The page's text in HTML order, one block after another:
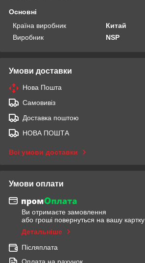
Основні
Країна виробник
Китай
Виробник
NSP
Умови доставки
Нова Пошта
Самовивіз
Доставка поштою
НОВА ПОШТА
Всі умови доставки
Умови оплати
Ви отримаєте замовлення
або гроші повернуться на вашу картку
Детальніше
Післяплата